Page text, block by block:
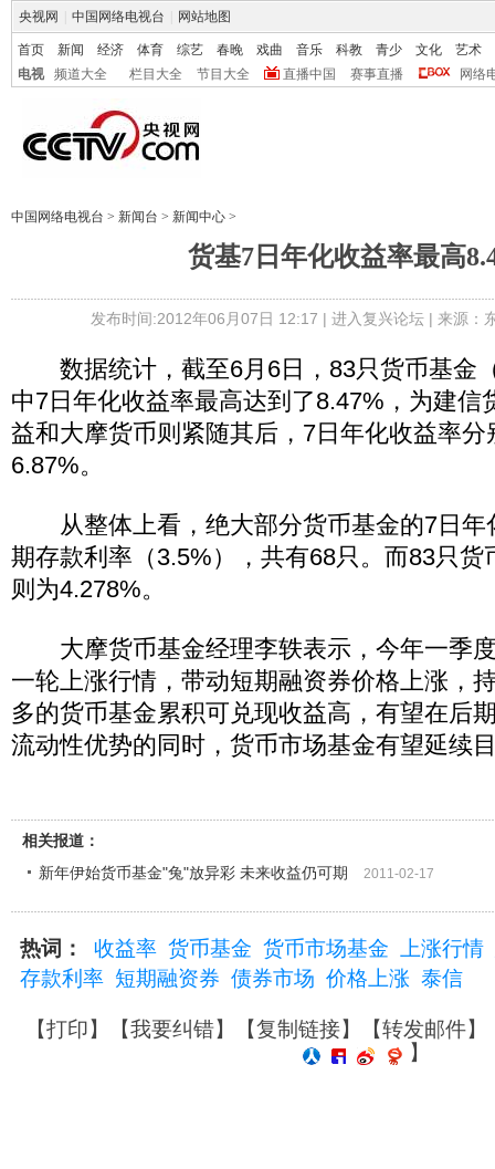
央视网 中国网络电视台 网站地图
首页 新闻 经济 体育 综艺 春晚 戏曲 音乐 科教 青少 文化
艺术
电视
频道大全 栏目大全 节目大全 直播中国 赛事直播 网络
中国网络电视台 > 新闻台 > 新闻中心 >
货基7日年化收益率最高
发布时间:2012年06月07日 12:17 | 进入复兴论坛| 来源：
数据统计，截至6月6日，83只货币基金
中7日年化收益率最高达到了8.47%，为建信
益和大摩货币则紧随其后，7日年化收益率分
6.87%。
从整体上看，绝大部分货币基金的7日年
期存款利率（3.5%），共有68只。而83只货
则为4.278%。
大摩货币基金经理李轶表示，今年一季
一轮上涨行情，带动短期融资券价格上涨，
多的货币基金累积可兑现收益高，有望在后
流动性优势的同时，货币市场基金有望延续
相关报道：
新年伊始货币基金"兔"放异彩 未来收益仍可期
2011-02-17
热词： 收益率 货币基金 货币市场基金
上涨行情
存款利率 短期融资券 债券市场 价格上涨 泰信
【打印】【我要纠错】【复制链接】【转发邮件】
】